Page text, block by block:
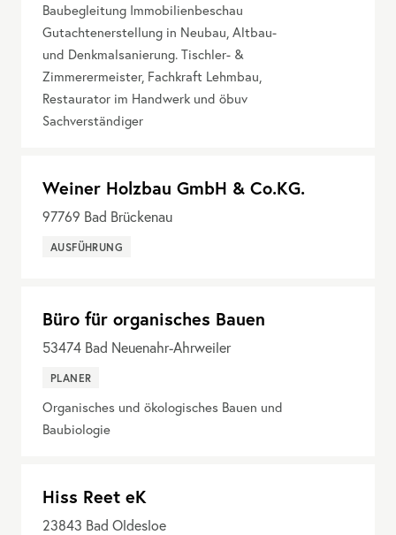
Baubegleitung Immobilienbeschau
Gutachtenerstellung in Neubau, Altbau-
und Denkmalsanierung. Tischler- &
Zimmerermeister, Fachkraft Lehmbau,
Restaurator im Handwerk und öbuv
Sachverständiger
Weiner Holzbau GmbH & Co.KG.
97769 Bad Brückenau
AUSFÜHRUNG
Büro für organisches Bauen
53474 Bad Neuenahr-Ahrweiler
PLANER
Organisches und ökologisches Bauen und
Baubiologie
Hiss Reet eK
23843 Bad Oldesloe